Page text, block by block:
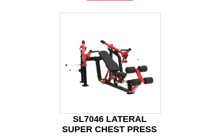
SL7046 LATERAL
SUPER CHEST PRESS